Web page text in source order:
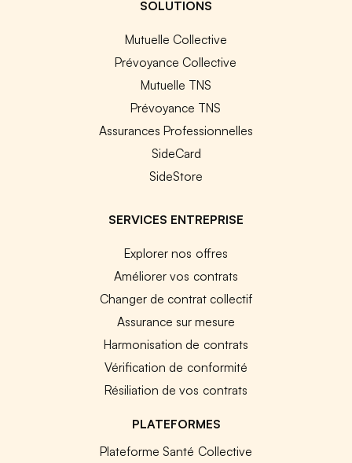
SOLUTIONS
Mutuelle Collective
Prévoyance Collective
Mutuelle TNS
Prévoyance TNS
Assurances Professionnelles
SideCard
SideStore
SERVICES ENTREPRISE
Explorer nos offres
Améliorer vos contrats
Changer de contrat collectif
Assurance sur mesure
Harmonisation de contrats
Vérification de conformité
Résiliation de vos contrats
PLATEFORMES
Plateforme Santé Collective